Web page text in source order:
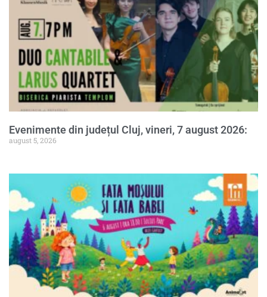
Evenimente din județul Cluj, vineri, 7 august 2026:
august 5, 2026